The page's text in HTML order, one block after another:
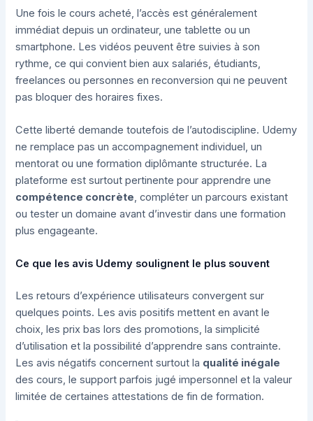
Une fois le cours acheté, l’accès est généralement
immédiat depuis un ordinateur, une tablette ou un
smartphone. Les vidéos peuvent être suivies à son
rythme, ce qui convient bien aux salariés, étudiants,
freelances ou personnes en reconversion qui ne peuvent
pas bloquer des horaires fixes.
Cette liberté demande toutefois de l’autodiscipline. Udemy
ne remplace pas un accompagnement individuel, un
mentorat ou une formation diplômante structurée. La
plateforme est surtout pertinente pour apprendre une
compétence concrète, compléter un parcours existant
ou tester un domaine avant d’investir dans une formation
plus engageante.
Ce que les avis Udemy soulignent le plus souvent
Les retours d’expérience utilisateurs convergent sur
quelques points. Les avis positifs mettent en avant le
choix, les prix bas lors des promotions, la simplicité
d’utilisation et la possibilité d’apprendre sans contrainte.
Les avis négatifs concernent surtout la qualité inégale
des cours, le support parfois jugé impersonnel et la valeur
limitée de certaines attestations de fin de formation.